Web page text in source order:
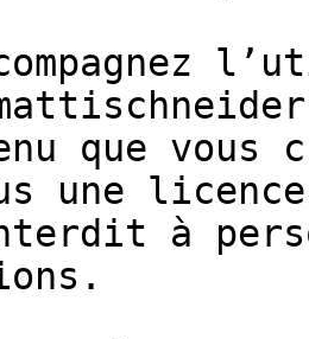
que
une
à